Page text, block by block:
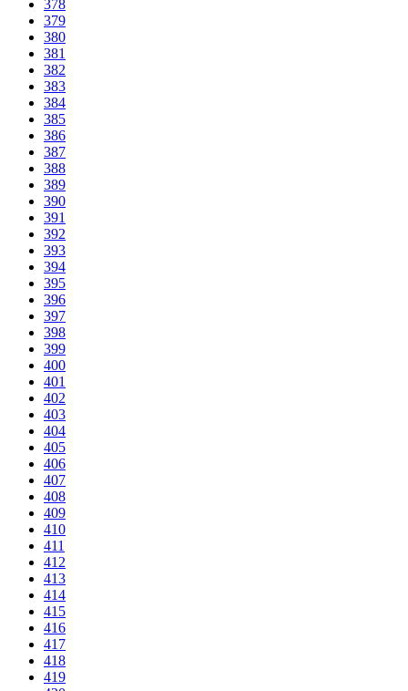
378
379
380
381
382
383
384
385
386
387
388
389
390
391
392
393
394
395
396
397
398
399
400
401
402
403
404
405
406
407
408
409
410
411
412
413
414
415
416
417
418
419